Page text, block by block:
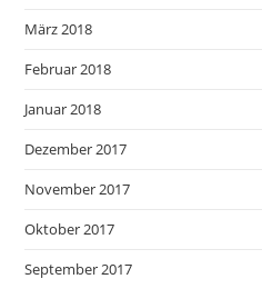
März 2018
Februar 2018
Januar 2018
Dezember 2017
November 2017
Oktober 2017
September 2017